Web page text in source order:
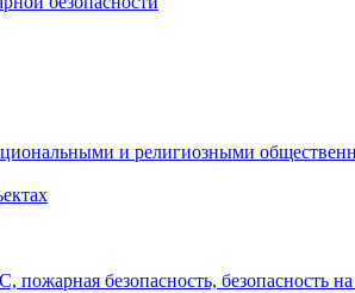
и религиозными
безопасность, безопасность